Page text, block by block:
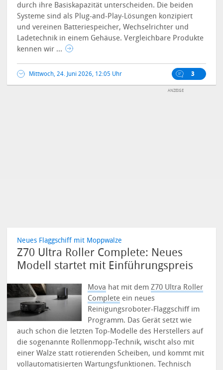
durch ihre Basiskapazität unterscheiden. Die beiden
Systeme sind als Plug-and-Play-Lösungen konzipiert
und vereinen Batteriespeicher, Wechselrichter und
Ladetechnik in einem Gehäuse. Vergleichbare Produkte
kennen wir ...
Mittwoch, 24. Juni 2026, 12:05 Uhr 3
Neues Flaggschiff mit Moppwalze
Z70 Ultra Roller Complete: Neues
Modell startet mit Einführungspreis
Mova hat mit demZ70 Ultra Roller
Complete ein neues
Reinigungsroboter-Flaggschiff im
Programm. Das Gerät setzt wie
auch schon die letzten Top-Modelle des Herstellers auf
die sogenannte Rollenmopp-Technik, wischt also mit
einer Walze statt rotierenden Scheiben, und kommt mit
vollautomatisierten Wartungsfunktionen. Technisch